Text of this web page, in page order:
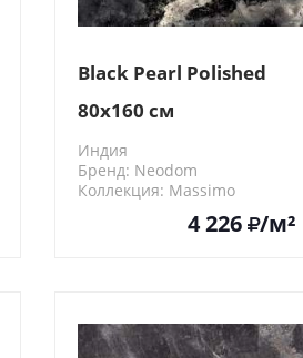
Black Pearl Polished
80x160 см
Индия
Бренд: Neodom
Коллекция: Massimo
4 226 /м²